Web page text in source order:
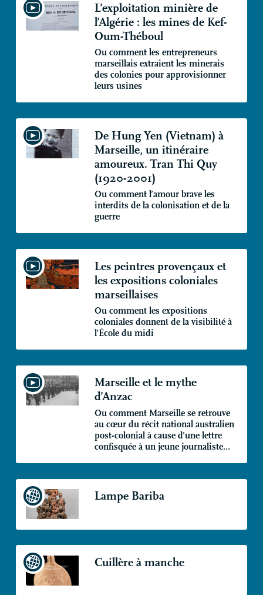
L’exploitation minière de
l’Algérie : les mines de Kef-
Oum-Théboul
Ou comment les entrepreneurs
marseillais extraient les minerais
des colonies pour approvisionner
leurs usines
De Hung Yen (Vietnam) à
Marseille, un itinéraire
amoureux. Tran Thi Quy
(1920-2001)
Ou comment l’amour brave les
interdits de la colonisation et de la
guerre
Les peintres provençaux et
les expositions coloniales
marseillaises
Ou comment les expositions
coloniales donnent de la visibilité à
l’École du midi
Marseille et le mythe
d’Anzac
Ou comment Marseille se retrouve
au cœur du récit national australien
post-colonial à cause d’une lettre
confisquée à un jeune journaliste…
Lampe Bariba
Cuillère à manche